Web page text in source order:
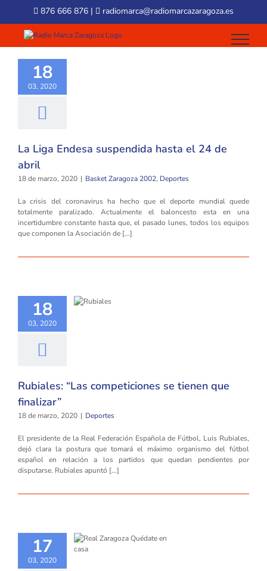
content
876 666 876 | radiomarca@radiomarcazaragoza.es
18
03, 2020
La Liga Endesa
La Liga Endesa suspendida hasta el 24 de
abril
18 de marzo, 2020 | Basket Zaragoza 2002, Deportes
La crisis del coronavirus ha hecho que el deporte mundial quede
totalmente paralizado. Actualmente el baloncesto esta en una
incertidumbre constante hasta que, el pasado lunes, todos los equipos
que componen la Asociación de [...]
18
03, 2020
Rubiales: “Las competiciones se tienen que
finalizar”
18 de marzo, 2020 | Deportes
El presidente de la Real Federación Española de Fútbol, Luis Rubiales,
dejó clara la postura que tomará el máximo organismo del fútbol
español en relación a los partidos que quedan pendientes por
disputarse. Rubiales apuntó [...]
17
03, 2020